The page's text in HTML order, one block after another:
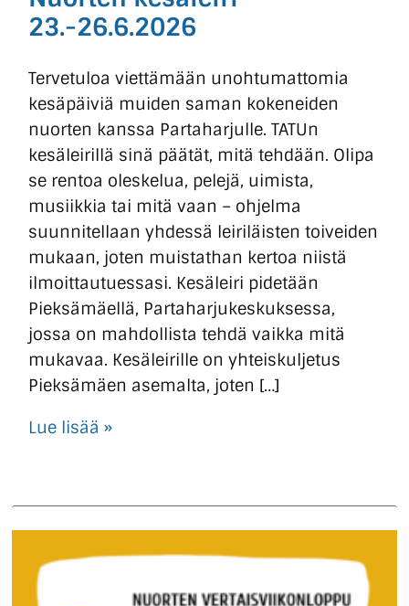
23.-26.6.2026
Tervetuloa viettämään unohtumattomia
kesäpäiviä muiden saman kokeneiden
nuorten kanssa Partaharjulle. TATUn
kesäleirillä sinä päätät, mitä tehdään. Olipa
se rentoa oleskelua, pelejä, uimista,
musiikkia tai mitä vaan – ohjelma
suunnitellaan yhdessä leiriläisten toiveiden
mukaan, joten muistathan kertoa niistä
ilmoittautuessasi. Kesäleiri pidetään
Pieksämäellä, Partaharjukeskuksessa,
jossa on mahdollista tehdä vaikka mitä
mukavaa. Kesäleirille on yhteiskuljetus
Pieksämäen asemalta, joten […]
Lue lisää »